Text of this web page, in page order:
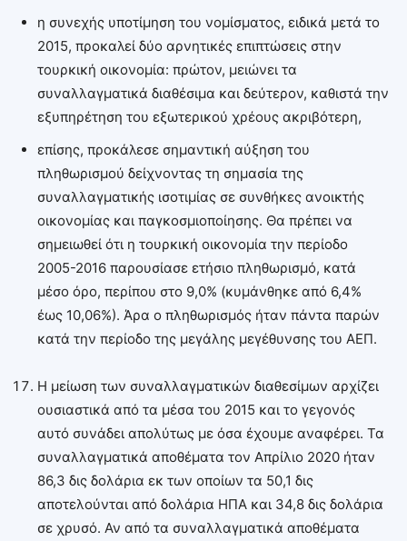
η συνεχής υποτίμηση του νομίσματος, ειδικά μετά το
2015, προκαλεί δύο αρνητικές επιπτώσεις στην
τουρκική οικονομία: πρώτον, μειώνει τα
συναλλαγματικά διαθέσιμα και δεύτερον, καθιστά την
εξυπηρέτηση του εξωτερικού χρέους ακριβότερη,
επίσης, προκάλεσε σημαντική αύξηση του
πληθωρισμού δείχνοντας τη σημασία της
συναλλαγματικής ισοτιμίας σε συνθήκες ανοικτής
οικονομίας και παγκοσμιοποίησης. Θα πρέπει να
σημειωθεί ότι η τουρκική οικονομία την περίοδο
2005-2016 παρουσίασε ετήσιο πληθωρισμό, κατά
μέσο όρο, περίπου στο 9,0% (κυμάνθηκε από 6,4%
έως 10,06%). Άρα ο πληθωρισμός ήταν πάντα παρών
κατά την περίοδο της μεγάλης μεγέθυνσης του ΑΕΠ.
Η μείωση των συναλλαγματικών διαθεσίμων αρχίζει
ουσιαστικά από τα μέσα του 2015 και το γεγονός
αυτό συνάδει απολύτως με όσα έχουμε αναφέρει. Τα
συναλλαγματικά αποθέματα τον Απρίλιο 2020 ήταν
86,3 δις δολάρια εκ των οποίων τα 50,1 δις
αποτελούνται από δολάρια ΗΠΑ και 34,8 δις δολάρια
σε χρυσό. Αν από τα συναλλαγματικά αποθέματα